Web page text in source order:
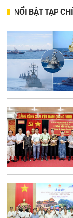
NỔI BẬT TẠP